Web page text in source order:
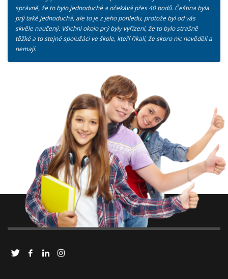
správně, že to bylo jednoduché a očekává přes 40 bodů. Čeština byla
prý také jednoduchá, ale to je z jeho pohledu, protože byl od vás
skvěle naučený. Všichni okolo prý byly vyřízení, že to bylo strašně
těžké a to stejné spolužáci ve škole, kteří říkali, že skoro nic nevěděli a
nemají.